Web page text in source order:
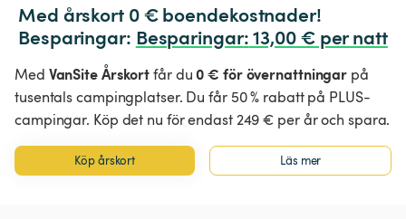
Med årskort 0 € boendekostnader!
Besparingar: Besparingar: 13,00 € per natt
Med VanSite Årskortfår du0 € för övernattningar på
tusentals campingplatser. Du får 50 % rabatt på PLUS-
campingar. Köp det nu för endast 249 € per år och spara.
Köp årskort Läs mer